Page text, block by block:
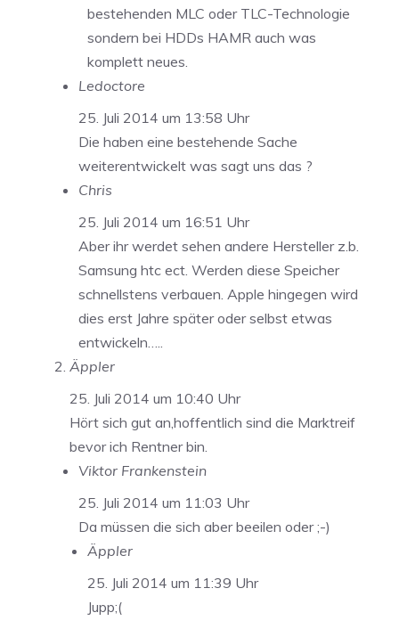
bestehenden MLC oder TLC-Technologie
sondern bei HDDs HAMR auch was
komplett neues.
Ledoctore
25. Juli 2014 um 13:58 Uhr
Die haben eine bestehende Sache
weiterentwickelt was sagt uns das ?
Chris
25. Juli 2014 um 16:51 Uhr
Aber ihr werdet sehen andere Hersteller z.b.
Samsung htc ect. Werden diese Speicher
schnellstens verbauen. Apple hingegen wird
dies erst Jahre später oder selbst etwas
entwickeln…..
Äppler
25. Juli 2014 um 10:40 Uhr
Hört sich gut an,hoffentlich sind die Marktreif
bevor ich Rentner bin.
Viktor Frankenstein
25. Juli 2014 um 11:03 Uhr
Da müssen die sich aber beeilen oder ;-)
Äppler
25. Juli 2014 um 11:39 Uhr
Jupp;(